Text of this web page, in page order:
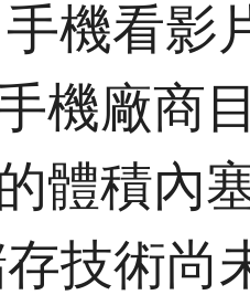
機看影
機廠商
體積內
技術尚